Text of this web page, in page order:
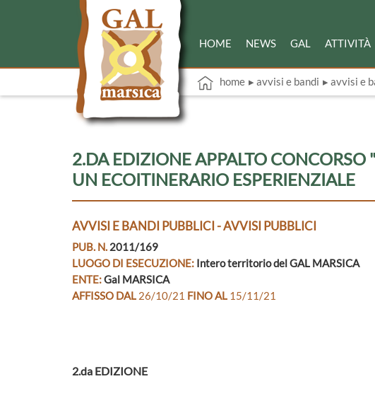
HOME NEWS GAL ATTIVITÀ
home ▸ avvisi e bandi ▸ avvisi e
2.DA EDIZIONE APPALTO CONCORSO
UN ECOITINERARIO ESPERIENZIALE
AVVISI E BANDI PUBBLICI - AVVISI PUBBLICI
PUB. N. 2011/169
LUOGO DI ESECUZIONE: Intero territorio del GAL MARSICA
ENTE:Gal MARSICA
AFFISSO DAL 26/10/21 FINO AL 15/11/21
2.da EDIZIONE